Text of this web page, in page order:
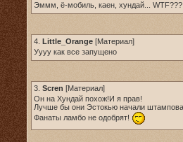
Эммм, ё-мобиль, каен, хундай...
4. Little_Orange [Материал]
Уууу как все запущено
3. Scren [Материал]
Он на Хундай похож!И я прав!
Лучше бы они Эстокью начали
Фанаты ламбо не одобрят!